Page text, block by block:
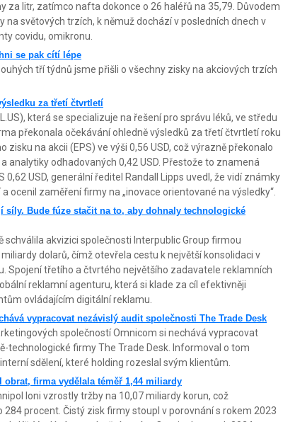
za litr, zatímco nafta dokonce o 26 haléřů na 35,79. Důvodem
na světových trzích, k němuž dochází v posledních dnech v
covidu, omikronu.
se pak cítí lépe
tří týdnů jsme přišli o všechny zisky na akciových trzích
za třetí čtvrtletí
která se specializuje na řešení pro správu léků, ve středu
překonala očekávání ohledně výsledků za třetí čtvrtletí roku
zisku na akcii (EPS) ve výši 0,56 USD, což výrazně překonalo
analytiky odhadovaných 0,42 USD. Přestože to znamená
USD, generální ředitel Randall Lipps uvedl, že vidí známky
ocenil zaměření firmy na „inovace orientované na výsledky“.
Bude fúze stačit na to, aby dohnaly technologické
schválila akvizici společnosti Interpublic Group firmou
dolarů, čímž otevřela cestu k největší konsolidaci v
Spojení třetího a čtvrtého největšího zadavatele reklamních
reklamní agenturu, která si klade za cíl efektivněji
ovládajícím digitální reklamu.
vypracovat nezávislý audit společnosti The Trade Desk
společností Omnicom si nechává vypracovat
technologické firmy The Trade Desk. Informoval o tom
sdělení, které holding rozeslal svým klientům.
firma vydělala téměř 1,44 miliardy
loni vzrostly tržby na 10,07 miliardy korun, což
procent. Čistý zisk firmy stoupl v porovnání s rokem 2023